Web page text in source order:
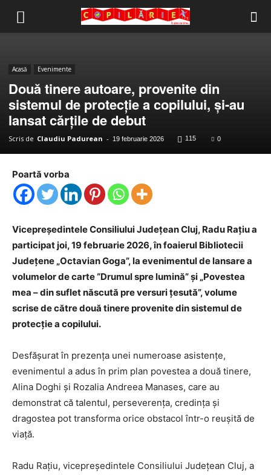
Copilărie.org
Acasă Evenimente
Două tinere autoare, provenite din
sistemul de protecție a copilului, și-au
lansat cărțile de debut
Scris de Claudiu Padurean - 19 februarie 2026 115 0
Poartă vorba
Vicepreședintele Consiliului Judeţean Cluj, Radu Rațiu a
participat joi, 19 februarie 2026, în foaierul Bibliotecii
Județene „Octavian Goga”, la evenimentul de lansare a
volumelor de carte “Drumul spre lumină” și „Povestea
mea – din suflet născută pre versuri țesută”, volume
scrise de către două tinere provenite din sistemul de
protecție a copilului.
Desfășurat în prezența unei numeroase asistențe,
evenimentul a adus în prim plan povestea a două tinere,
Alina Doghi și Rozalia Andreea Manases, care au
demonstrat că talentul, perseverența, credința și
dragostea pot transforma orice obstacol într-o reușită de
viață.
Radu Rațiu, vicepreședintele Consiliului Județean Cluj, a